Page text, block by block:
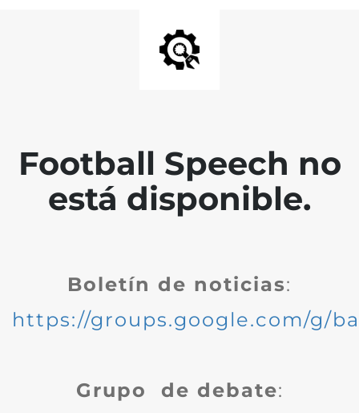
Football Speech no
está disponible.
Boletín de noticias:
https://groups.google.com/g/
Grupo de debate: